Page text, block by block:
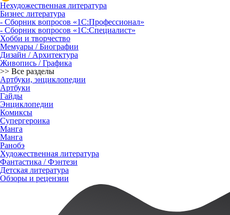
Нехудожественная литература
Бизнес литература
- Сборник вопросов «1С:Профессионал»
- Сборник вопросов «1С:Специалист»
Хобби и творчество
Мемуары / Биографии
Дизайн / Архитектура
Живопись / Графика
>> Все разделы
Артбуки, энциклопедии
Артбуки
Гайды
Энциклопедии
Комиксы
Супергероика
Манга
Манга
Ранобэ
Художественная литература
Фантастика / Фэнтези
Детская литература
Обзоры и рецензии